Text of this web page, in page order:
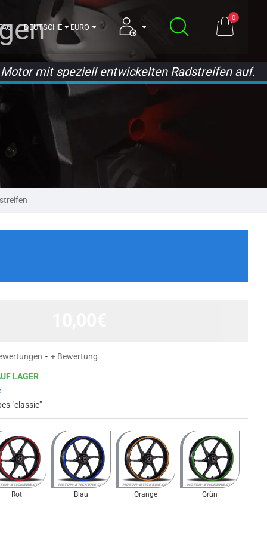
DEUTSCHE EURO
0
mit speziell entwickelten Radstreifen auf.
LAGER
"classic"
- + Bewertung
Rot Blau Orange Grün